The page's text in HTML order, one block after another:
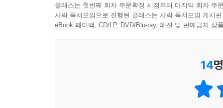
이 책을 통해 독자들은 일기 쓰기에는 매일 조금
서른 살 이전의 저자처럼, 초등학교 때 이후로 일
이 책을 읽고 일기를 쓰는 소소하지만 의미 있는
클래스는 첫번째 회차 주문확정 시점부터 마지막 회차 주
사락 독서모임으로 진행된 클래스는 사락 독서모임 게시
eBook 페이백, CD/LP, DVD/Blu-ray, 패션 및 판매금지 상
14